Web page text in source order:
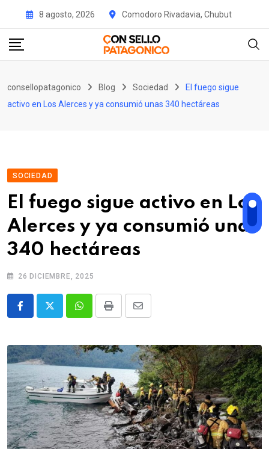
content
8 agosto, 2026 Comodoro Rivadavia, Chubut
consellopatagonico Blog Sociedad
El fuego sigue
activo en Los Alerces y ya consumió unas 340 hectáreas
SOCIEDAD
El fuego sigue activo en Los
Alerces y ya consumió unas
340 hectáreas
26 DICIEMBRE, 2025
WhatsappPrint
Share
Email